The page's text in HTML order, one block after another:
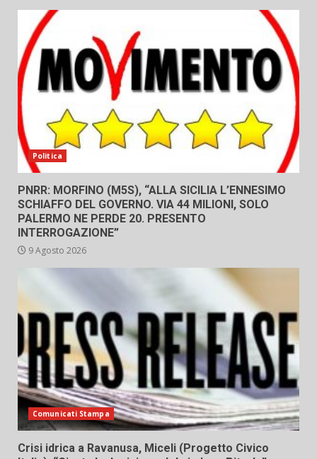
Politica
PNRR: MORFINO (M5S), “ALLA SICILIA L’ENNESIMO
SCHIAFFO DEL GOVERNO. VIA 44 MILIONI, SOLO
PALERMO NE PERDE 20. PRESENTO
INTERROGAZIONE”
9 Agosto 2026
Comunicati Stampa
Crisi idrica a Ravanusa, Miceli (Progetto Civico